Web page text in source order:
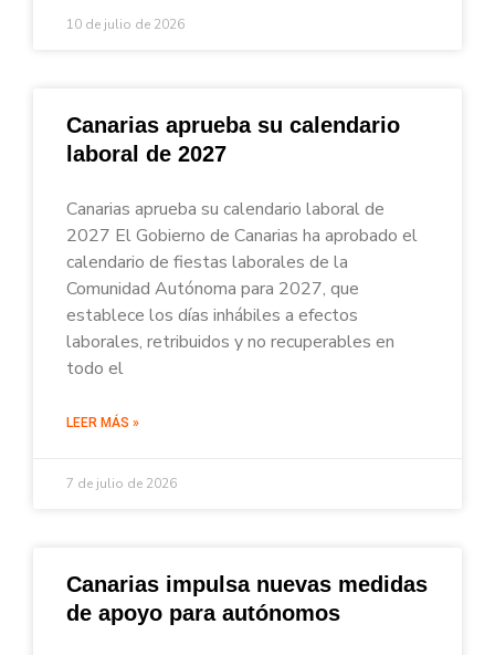
10 de julio de 2026
Canarias aprueba su calendario
laboral de 2027
Canarias aprueba su calendario laboral de
2027 El Gobierno de Canarias ha aprobado el
calendario de fiestas laborales de la
Comunidad Autónoma para 2027, que
establece los días inhábiles a efectos
laborales, retribuidos y no recuperables en
todo el
LEER MÁS »
7 de julio de 2026
Canarias impulsa nuevas medidas
de apoyo para autónomos